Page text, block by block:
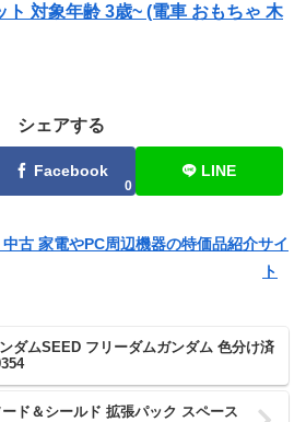
ト 対象年齢 3歳~ (電車 おもちゃ 木
シェアする
Facebook
0
LINE
中古 家電やPC周辺機器の特価品紹介サイ
ト
ダムSEED フリーダムガンダム 色分け済
ド＆シールド 拡張パック スペース